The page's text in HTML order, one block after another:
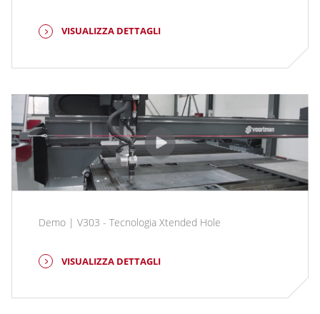
VISUALIZZA DETTAGLI
Demo | V303 - Tecnologia Xtended Hole
VISUALIZZA DETTAGLI